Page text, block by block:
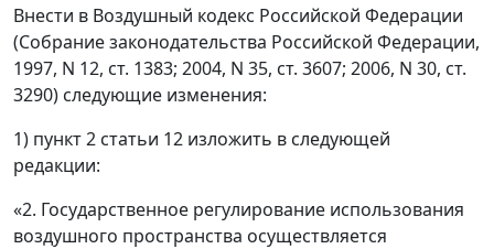
Внести в Воздушный кодекс Российской Федерации
(Собрание законодательства Российской Федерации,
1997, N 12, ст. 1383; 2004, N 35, ст. 3607; 2006, N 30, ст.
3290) следующие изменения:
1) пункт 2 статьи 12 изложить в следующей
редакции:
«2. Государственное регулирование использования
воздушного пространства осуществляется